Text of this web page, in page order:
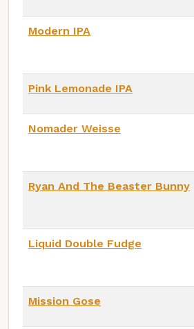
Modern IPA
Pink Lemonade IPA
Nomader Weisse
Ryan And The Beaster Bunny
Liquid Double Fudge
Mission Gose